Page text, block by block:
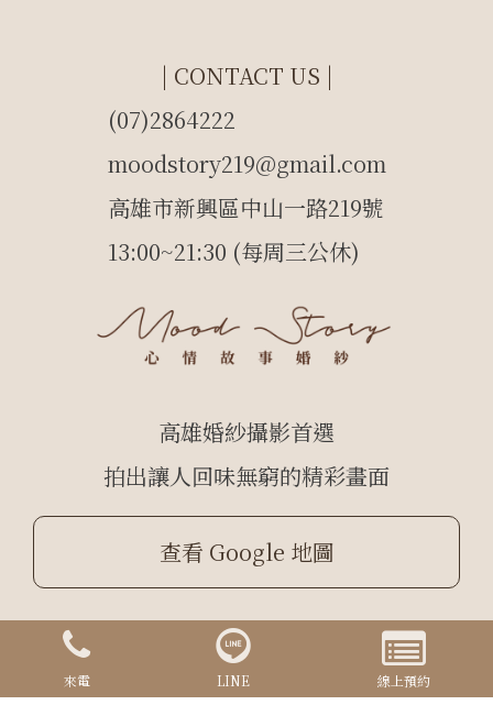
查看 Google 地圖
高雄婚紗攝影首選
拍出讓人回味無窮的精彩畫面
| CONTACT US |
(07)2864222
moodstory219@gmail.com
高雄市新興區中山一路219號
13:00~21:30 (每周三公休)
Copyrights © 2024 心情故事 All Rights Reserved.
Designed By
來電 LINE 線上預約